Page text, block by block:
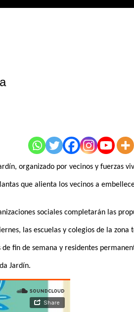
organizado por vecinos y fuerzas
que alienta los vecinos a
sociales completarán las
las escuelas y colegios de la
fin de semana y residentes
Jardín.